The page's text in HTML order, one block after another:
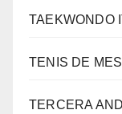
TAEKWONDO
TENIS DE
TERCERA